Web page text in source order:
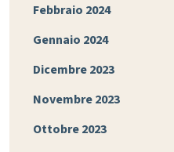
Febbraio 2024
Gennaio 2024
Dicembre 2023
Novembre 2023
Ottobre 2023